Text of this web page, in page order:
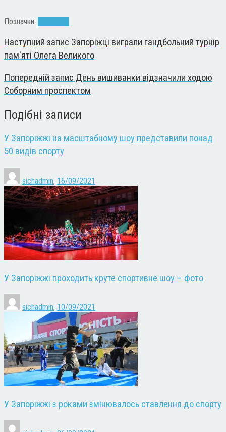
Позначки:
Наступний запис Запоріжці виграли гандбольний турнір
пам'яті Олега Великого
Попередній запис День вишиванки відзначили ходою
Соборним проспектом
Подібні записи
У Запоріжжі на масштабному шоу представили понад
50 видів спорту
sichadmin, 16/09/2021
У Запоріжжі проходить круте спортивне шоу – фото
sichadmin, 10/09/2021
У Запоріжжі з роками змінювалось ставлення до спорту